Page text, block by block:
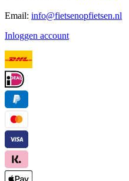
Email: info@fietsenopfietsen.nl
Inloggen account